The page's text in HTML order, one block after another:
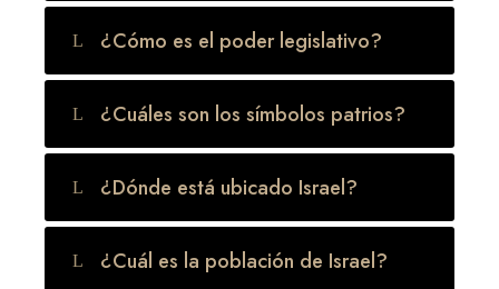
¿Cómo es el poder legislativo?
¿Cuáles son los símbolos patrios?
¿Dónde está ubicado Israel?
¿Cuál es la población de Israel?